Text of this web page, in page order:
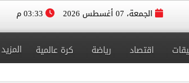
الجمعة، 07 أغسطس 2026
اقتصاد رياضة كرة عالمية المزيد